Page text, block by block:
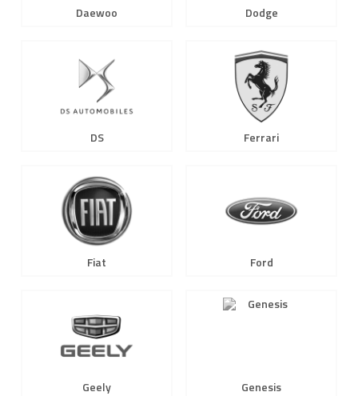
Daewoo Dodge
DS Ferrari
Fiat Ford
Geely Genesis